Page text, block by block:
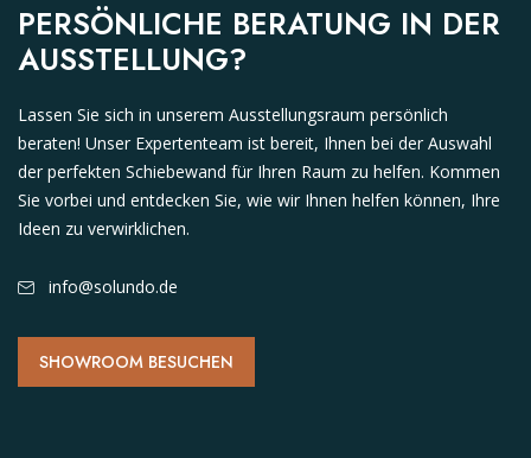
PERSÖNLICHE BERATUNG IN DER
AUSSTELLUNG?
Lassen Sie sich in unserem Ausstellungsraum persönlich
beraten! Unser Expertenteam ist bereit, Ihnen bei der Auswahl
der perfekten Schiebewand für Ihren Raum zu helfen. Kommen
Sie vorbei und entdecken Sie, wie wir Ihnen helfen können, Ihre
Ideen zu verwirklichen.
info@solundo.de
SHOWROOM BESUCHEN